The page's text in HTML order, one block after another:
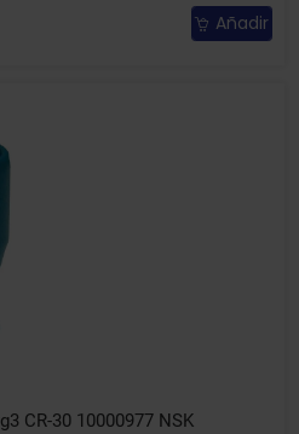
Añadir
CR-30 10000977 NSK